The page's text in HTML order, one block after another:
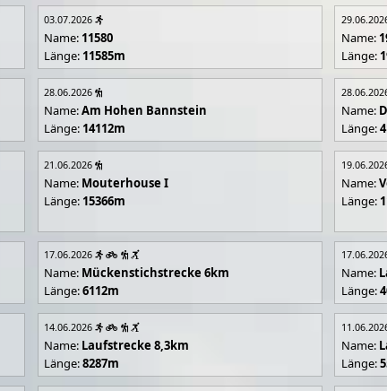
03.07.2026
Name: 11580
Länge: 11585m
Name:
Länge:
28.06.2026
Name:Am Hohen Bannstein
Länge: 14112m
Name:
Länge:
21.06.2026
Name: Mouterhouse I
Länge: 15366m
Name:
Länge:
17.06.2026
Name: Mückenstichstrecke 6km
Länge:6112m
Name:
Länge:
14.06.2026
Name: Laufstrecke 8,3km
Länge:8287m
Name:
Länge: